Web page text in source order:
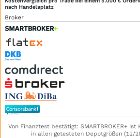
nach Handelsplatz
Broker
Von Finanztest bestätigt: SMARTBROKER+ ist
in allen getesteten Depotgrößen (12/